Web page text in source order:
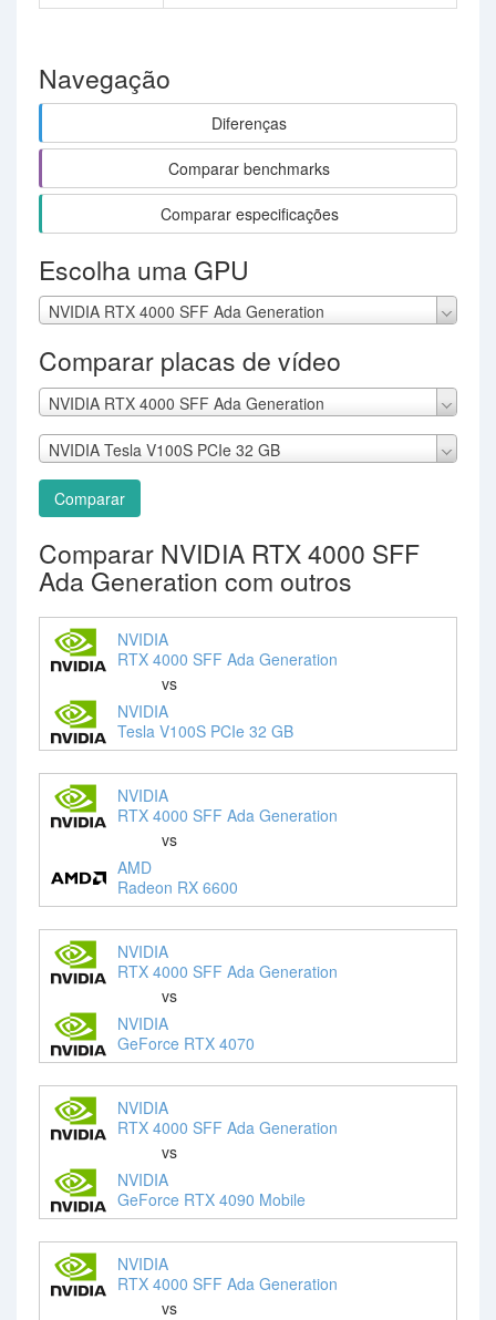
Navegação
Diferenças
Comparar benchmarks
Comparar especificações
Escolha uma GPU
NVIDIA RTX 4000 SFF Ada Generation
Comparar placas de vídeo
NVIDIA RTX 4000 SFF Ada Generation
NVIDIA Tesla V100S PCIe 32 GB
Comparar
Comparar NVIDIA RTX 4000 SFF
Ada Generation com outros
NVIDIA
RTX 4000 SFF Ada Generation
vs
NVIDIA
Tesla V100S PCIe 32 GB
NVIDIA
RTX 4000 SFF Ada Generation
vs
AMD
Radeon RX 6600
NVIDIA
RTX 4000 SFF Ada Generation
vs
NVIDIA
GeForce RTX 4070
NVIDIA
RTX 4000 SFF Ada Generation
vs
NVIDIA
GeForce RTX 4090 Mobile
NVIDIA
RTX 4000 SFF Ada Generation
vs